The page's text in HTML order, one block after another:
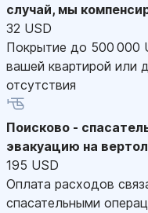
случай, мы
32 USD
Покрытие до 500 000
вашей квартирой или
отсутствия
Поисково -
эвакуацию на
195 USD
Оплата расходов
спасательными